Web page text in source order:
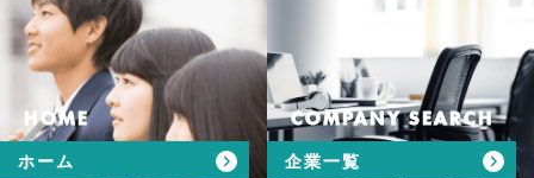
HOME
ホーム
COMPANY SEARCH
企業一覧